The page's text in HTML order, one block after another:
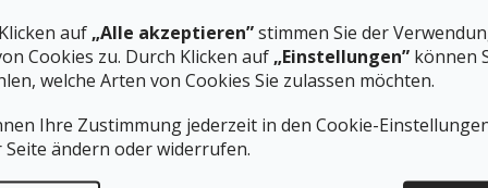
auf „Alle akzeptieren”stimmen Sie der
Cookies zu. Durch Klicken auf „Einstellungen” können
welche Arten von Cookies Sie zulassen möchten.
Ihre Zustimmung jederzeit in den Cookie-
Seite ändern oder widerrufen.
und fördert die Regeneration
45 46 37 38 40